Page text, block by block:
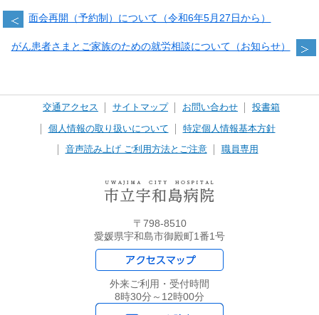
面会再開（予約制）について（令和6年5月27日から）
がん患者さまとご家族のための就労相談について（お知らせ）
交通アクセス サイトマップ お問い合わせ 投書箱
個人情報の取り扱いについて 特定個人情報基本方針
音声読み上げ ご利用方法とご注意 職員専用
〒798-8510
愛媛県宇和島市御殿町1番1号
外来ご利用・受付時間
8時30分～12時00分